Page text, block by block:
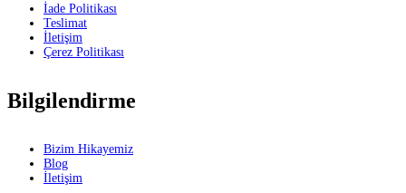
İade Politikası
Teslimat
İletişim
Çerez Politikası
Bilgilendirme
Bizim Hikayemiz
Blog
İletişim